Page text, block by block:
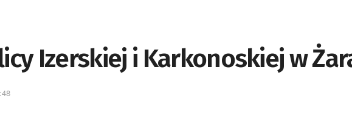
Izerskiej i Karkonoskiej w